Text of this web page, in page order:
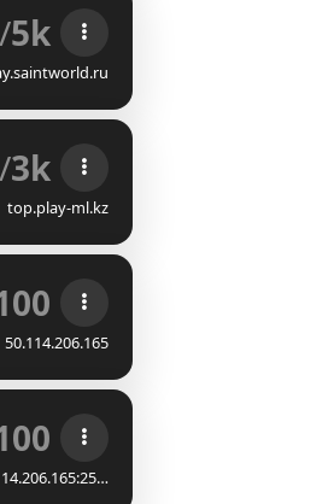
/5k
/3k
top.play-ml.kz
/ Anarchy..
50.114.206.165
/ Anarchy..